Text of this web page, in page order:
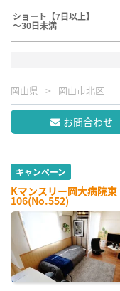
ショート【7日以上】
～30日未満
岡山県 岡山市北区
お問合わせ
キャンペーン
Kマンスリー岡大病院
106(No.552)